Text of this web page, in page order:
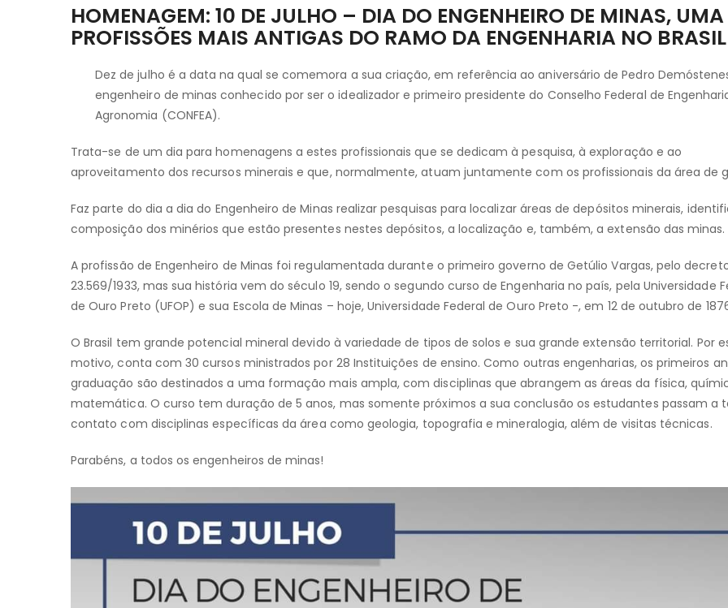
HOMENAGEM: 10 DE JULHO – DIA DO ENGENHEIRO DE MINAS,
PROFISSÕES MAIS ANTIGAS DO RAMO DA ENGENHARIA NO BRASIL
Dez de julho é a data na qual se comemora a sua criação, em referência ao aniversário de Pedro
engenheiro de minas conhecido por ser o idealizador e primeiro presidente do Conselho Federal de
Agronomia (CONFEA).
Trata-se de um dia para homenagens a estes profissionais que se dedicam à pesquisa, à exploração e ao
aproveitamento dos recursos minerais e que, normalmente, atuam juntamente com os profissionais da área de
Faz parte do dia a dia do Engenheiro de Minas realizar pesquisas para localizar áreas de depósitos minerais,
composição dos minérios que estão presentes nestes depósitos, a localização e, também, a extensão das minas.
A profissão de Engenheiro de Minas foi regulamentada durante o primeiro governo de Getúlio Vargas, pelo
23.569/1933, mas sua história vem do século 19, sendo o segundo curso de Engenharia no país, pela Universidade
de Ouro Preto (UFOP) e sua Escola de Minas – hoje, Universidade Federal de Ouro Preto -, em 12 de outubro de
O Brasil tem grande potencial mineral devido à variedade de tipos de solos e sua grande extensão territorial. Por
motivo, conta com 30 cursos ministrados por 28 Instituições de ensino. Como outras engenharias, os primeiros
graduação são destinados a uma formação mais ampla, com disciplinas que abrangem as áreas da física,
matemática. O curso tem duração de 5 anos, mas somente próximos a sua conclusão os estudantes passam a
contato com disciplinas específicas da área como geologia, topografia e mineralogia, além de visitas técnicas.
Parabéns, a todos os engenheiros de minas!